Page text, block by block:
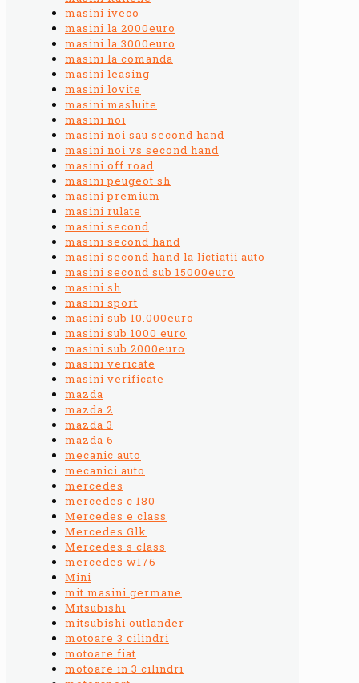
masini iveco
masini la 2000euro
masini la 3000euro
masini la comanda
masini leasing
masini lovite
masini masluite
masini noi
masini noi sau second hand
masini noi vs second hand
masini off road
masini peugeot sh
masini premium
masini rulate
masini second
masini second hand
masini second hand la lictiatii auto
masini second sub 15000euro
masini sh
masini sport
masini sub 10.000euro
masini sub 1000 euro
masini sub 2000euro
masini vericate
masini verificate
mazda
mazda 2
mazda 3
mazda 6
mecanic auto
mecanici auto
mercedes
mercedes c 180
Mercedes e class
Mercedes Glk
Mercedes s class
mercedes w176
Mini
mit masini germane
Mitsubishi
mitsubishi outlander
motoare 3 cilindri
motoare fiat
motoare in 3 cilindri